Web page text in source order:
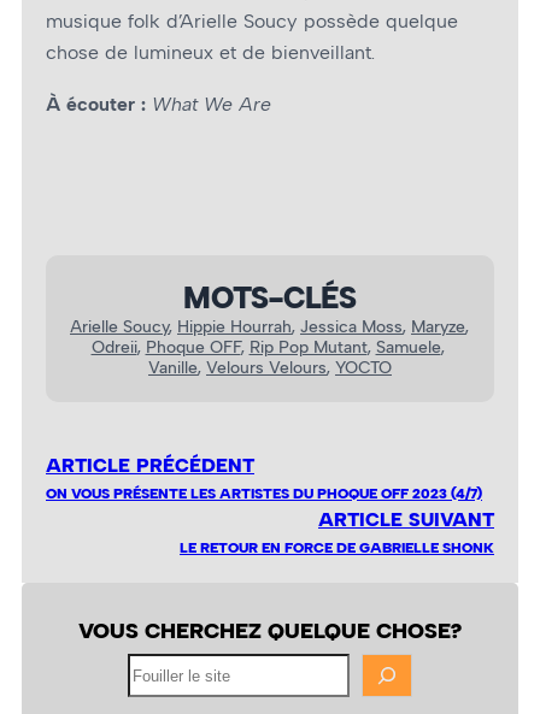
musique folk d’Arielle Soucy possède quelque
chose de lumineux et de bienveillant.
À écouter : What We Are
MOTS-CLÉS
Arielle Soucy, Hippie Hourrah, Jessica Moss, Maryze
Odreii, Phoque OFF, Rip Pop Mutant, Samuele,
Vanille, Velours Velours, YOCTO
ARTICLE PRÉCÉDENT
ON VOUS PRÉSENTE LES ARTISTES DU PHOQUE OFF 2023 (4/7)
ARTICLE SUIVANT
LE RETOUR EN FORCE DE GABRIELLE SHONK
VOUS CHERCHEZ QUELQUE CHOSE?